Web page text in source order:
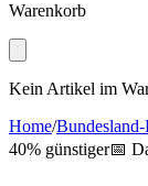
Warenkorb
Kein Artikel im
Home/Bundesland-
40% günstiger📅